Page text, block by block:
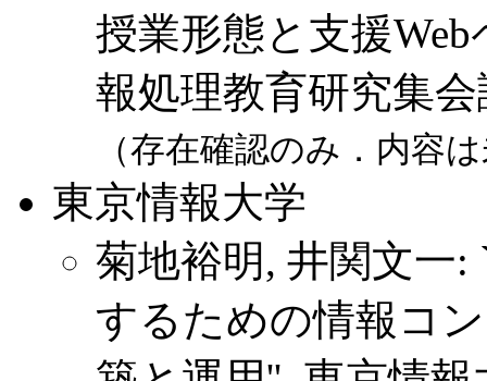
授業形態と支援
報処理教育研究集会
（存在確認のみ．内容
東京情報大学
菊地裕明, 井関文一
するための情報コ